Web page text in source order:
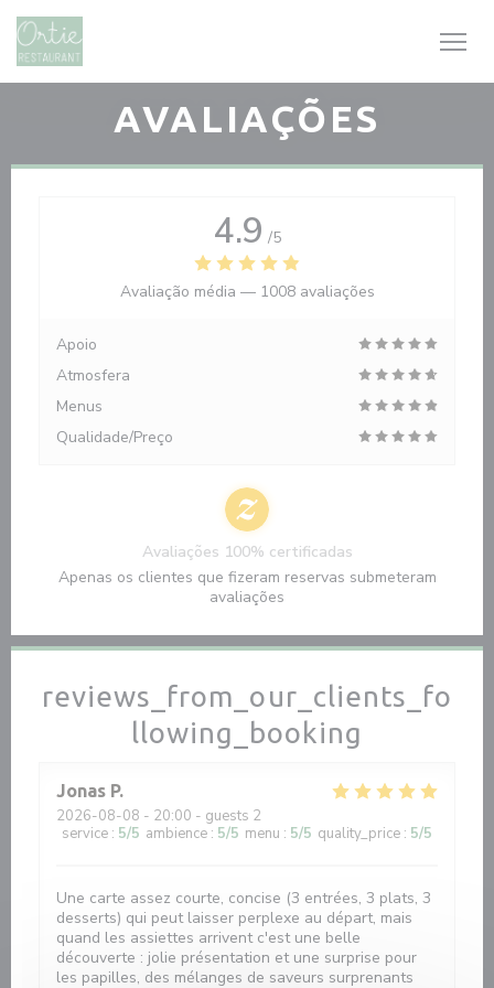
Painel de Gerenciamento de Cookies
AVALIAÇÕES
reviews_from_our_clients_fo
llowing_booking
Jonas P
2026-08-08 - 20:00 - guests 2
service : 5/5 ambience : 5/5 menu : 5/5 quality_price : 5/5
Une carte assez courte, concise (3 entrées, 3 plats, 3
desserts) qui peut laisser perplexe au départ, mais
quand les assiettes arrivent c'est une belle
découverte : jolie présentation et une surprise pour
les papilles, des mélanges de saveurs surprenants
4.9 /5
Avaliação média — 1008 avaliações
Apoio
Atmosfera
Menus
Qualidade/Preço
Avaliações 100% certificadas
Apenas os clientes que fizeram reservas submeteram
avaliações